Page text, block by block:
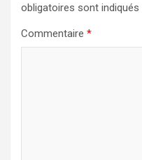
obligatoires sont indiqués
Commentaire *